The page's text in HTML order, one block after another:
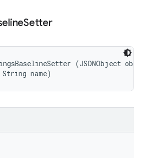
Setter
(JSONObject
name)